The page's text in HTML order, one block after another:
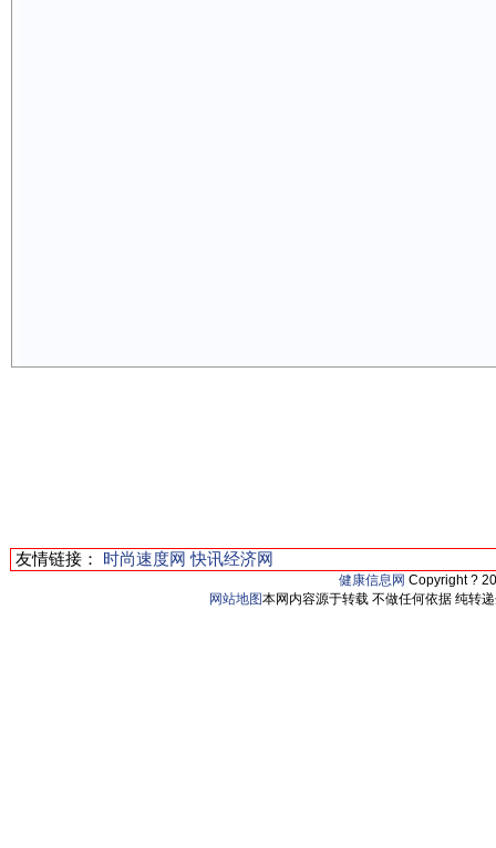
友情链接： 时尚速度网 快讯经济网
健康信息网 Copyright ?
网站地图本网内容源于转载 不做任何依据 纯转